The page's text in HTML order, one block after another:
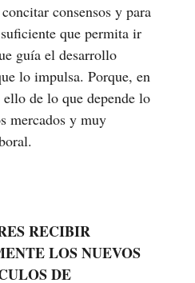
consensos y para
que permita ir
guía el desarrollo
lo impulsa. Porque, en
de lo que depende lo
mercados y muy
RECIBIR
LOS NUEVOS
DE